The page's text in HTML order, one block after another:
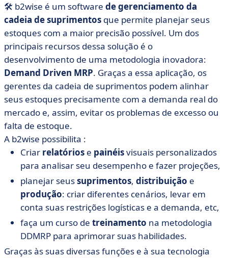
🛠️ b2wise é um software de gerenciamento da
cadeia de suprimentos que permite planejar seus
estoques com a maior precisão possível. Um dos
principais recursos dessa solução é o
desenvolvimento de uma metodologia inovadora:
Demand Driven MRP. Graças a essa aplicação, os
gerentes da cadeia de suprimentos podem alinhar
seus estoques precisamente com a demanda real do
mercado e, assim, evitar os problemas de excesso ou
falta de estoque.
A b2wise possibilita :
Criar relatórios e painéisvisuais personalizados
para analisar seu desempenho e fazer projeções,
planejar seussuprimentos, distribuição e
produção: criar diferentes cenários, levar em
conta suas restrições logísticas e a demanda, etc,
faça um curso de treinamento na metodologia
DDMRP para aprimorar suas habilidades.
Graças às suas diversas funções e à sua tecnologia